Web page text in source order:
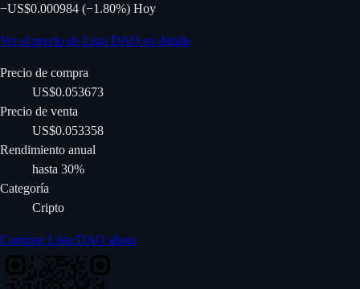
−US$0.000984 (−1.80%) Hoy
Ver el precio de Lista DAO en detalle
Precio de compra
US$0.053673
Precio de venta
US$0.053358
Rendimiento anual
hasta 30%
Categoría
Cripto
Comprar Lista DAO ahora